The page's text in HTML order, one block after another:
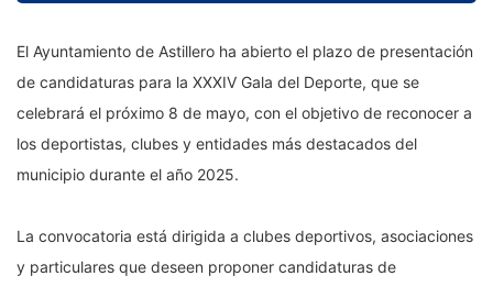
El Ayuntamiento de Astillero ha abierto el plazo de presentación
de candidaturas para la XXXIV Gala del Deporte, que se
celebrará el próximo 8 de mayo, con el objetivo de reconocer a
los deportistas, clubes y entidades más destacados del
municipio durante el año 2025.
La convocatoria está dirigida a clubes deportivos, asociaciones
y particulares que deseen proponer candidaturas de